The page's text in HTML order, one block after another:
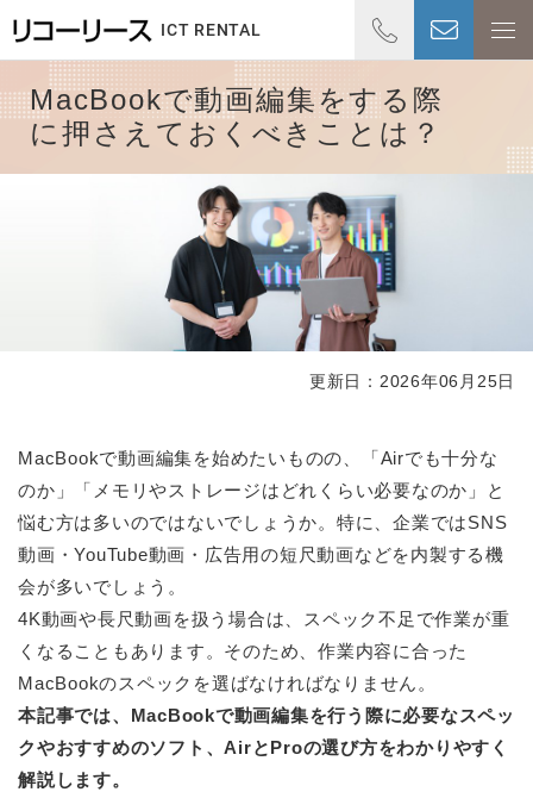
ICT RENTAL
受付
MacBookで動画編集をする際
に押さえておくべきことは？
更新日：2026年06月25日
MacBookで動画編集を始めたいものの、「Airでも十分な
のか」「メモリやストレージはどれくらい必要なのか」と
悩む方は多いのではないでしょうか。特に、企業ではSNS
動画・YouTube動画・広告用の短尺動画などを内製する機
会が多いでしょう。
4K動画や長尺動画を扱う場合は、スペック不足で作業が重
くなることもあります。そのため、作業内容に合った
MacBookのスペックを選ばなければなりません。
本記事では、MacBookで動画編集を行う際に必要なスペッ
クやおすすめのソフト、AirとProの選び方をわかりやすく
解説します。